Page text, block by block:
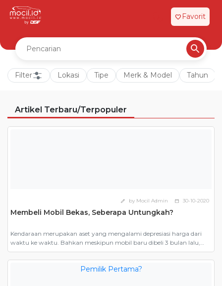
favorite Favorit
Filter Lokasi Tipe Merk & Model Tahun
Artikel Terbaru/Terpopuler
edit by Mocil Admin calendar_today 30-10-2020
Membeli Mobil Bekas, Seberapa Untungkah?
Kendaraan merupakan aset yang mengalami depresiasi harga dari
waktu ke waktu. Bahkan meskipun mobil baru dibeli 3 bulan lalu,
ketika dijual harganya tetap harus mengikuti harga jual mobil bekas.
Inilah salah satu yang menjadi alasan mengapa banyak orang
mengatakan bahwa membeli mobil bekas lebih murah. Namun,